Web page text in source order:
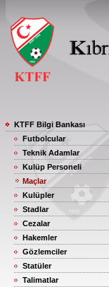
KTFF Bilgi Bankası
Futbolcular
Teknik Adamlar
Kulüp Personeli
Maçlar
Kulüpler
Stadlar
Cezalar
Hakemler
Gözlemciler
Statüler
Talimatlar